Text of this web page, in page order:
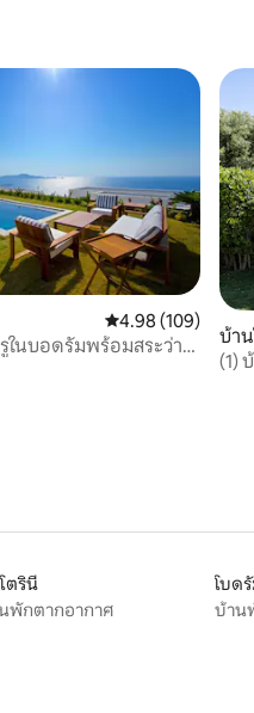
คะแนนเฉลี่ย 4.98 จ
4.98 (109)
ในบอดรัมพร้อมสระว่าย
บ้าน
(1)
ตรินี
พักตากอากาศ
โบด
บ้าน